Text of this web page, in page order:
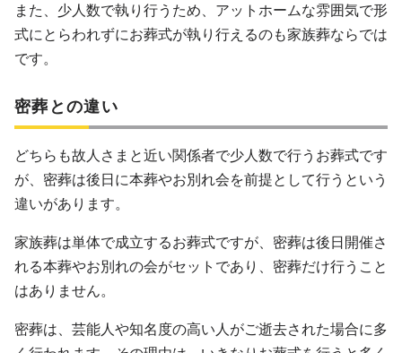
また、少人数で執り行うため、アットホームな雰囲気で形
式にとらわれずにお葬式が執り行えるのも家族葬ならでは
です。
密葬との違い
どちらも故人さまと近い関係者で少人数で行うお葬式です
が、密葬は後日に本葬やお別れ会を前提として行うという
違いがあります。
家族葬は単体で成立するお葬式ですが、密葬は後日開催さ
れる本葬やお別れの会がセットであり、密葬だけ行うこと
はありません。
密葬は、芸能人や知名度の高い人がご逝去された場合に多